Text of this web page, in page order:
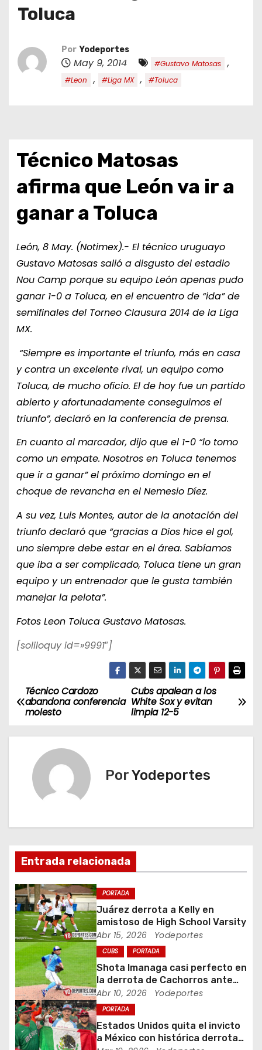
Toluca
Por Yodeportes
May 9, 2014 #Gustavo Matosas ,
#Leon , #Liga MX , #Toluca
Técnico Matosas
afirma que León va ir a
ganar a Toluca
León, 8 May. (Notimex).- El técnico uruguayo
Gustavo Matosas salió a disgusto del estadio
Nou Camp porque su equipo León apenas pudo
ganar 1-0 a Toluca, en el encuentro de “ida” de
semifinales del Torneo Clausura 2014 de la Liga
MX.
“Siempre es importante el triunfo, más en casa
y contra un excelente rival, un equipo como
Toluca, de mucho oficio. El de hoy fue un partido
abierto y afortunadamente conseguimos el
triunfo”, declaró en la conferencia de prensa.
En cuanto al marcador, dijo que el 1-0 “lo tomo
como un empate. Nosotros en Toluca tenemos
que ir a ganar” el próximo domingo en el
choque de revancha en el Nemesio Díez.
A su vez, Luis Montes, autor de la anotación del
triunfo declaró que “gracias a Dios hice el gol,
uno siempre debe estar en el área. Sabíamos
que iba a ser complicado, Toluca tiene un gran
equipo y un entrenador que le gusta también
manejar la pelota”.
Fotos Leon Toluca Gustavo Matosas.
[soliloquy id=»9991″]
N
a
c
i
ó
n
d
e
e
n
t
Cubs apalean a los
White Sox y evitan
limpia 12-5
Técnico Cardozo
abandona conferencia
molesto
PorYodeportes
Entrada relacionada
PORTADA
Juárez derrota a Kelly en
amistoso de High School Varsity
Abr 15, 2026 Yodeportes
CUBS PORTADA
Shota Imanaga casi perfecto en
la derrota de Cachorros ante
Piratas
Abr 10, 2026 Yodeportes
PORTADA
Estados Unidos quita el invicto
a México con histórica derrota